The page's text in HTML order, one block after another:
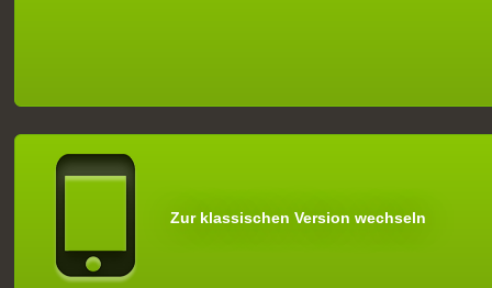
Zur klassischen Version wechseln